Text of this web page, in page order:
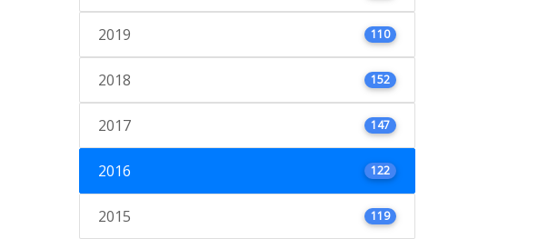
2019 110
2018 152
2017 147
2016 122
2015 119